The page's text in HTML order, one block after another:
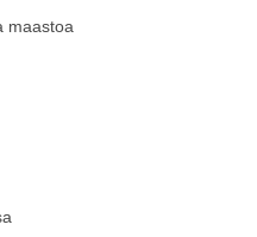
maastoa